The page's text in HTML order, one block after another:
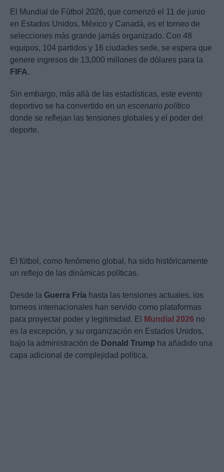
El Mundial de Fútbol 2026, que comenzó el 11 de junio
en Estados Unidos, México y Canadá, es el torneo de
selecciones más grande jamás organizado. Con 48
equipos, 104 partidos y 16 ciudades sede, se espera que
genere ingresos de 13,000 millones de dólares para la
FIFA.
Sin embargo, más allá de las estadísticas, este evento
deportivo se ha convertido en un escenario político
donde se reflejan las tensiones globales y el poder del
deporte.
El fútbol, como fenómeno global, ha sido históricamente
un reflejo de las dinámicas políticas.
Desde la Guerra Fría hasta las tensiones actuales, los
torneos internacionales han servido como plataformas
para proyectar poder y legitimidad. El
Mundial 2026 no
es la excepción, y su organización en Estados Unidos,
bajo la administración de Donald Trump ha añadido una
capa adicional de complejidad política.